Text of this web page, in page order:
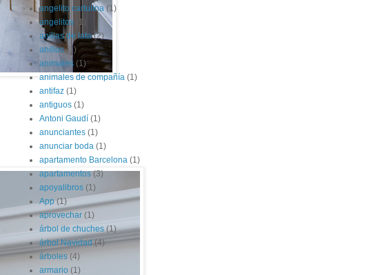
angelito cartulina (1)
angelitos
(1)
anillas de lata (2)
anillos (1)
animales (1)
animales de compañía (1)
antifaz (1)
antiguos (1)
Antoni Gaudí (1)
anunciantes (1)
anunciar boda (1)
apartamento Barcelona (1)
apartamentos (3)
apoyalibros (1)
App (1)
aprovechar (1)
árbol de chuches (1)
árbol Navidad (4)
árboles (4)
armario (1)